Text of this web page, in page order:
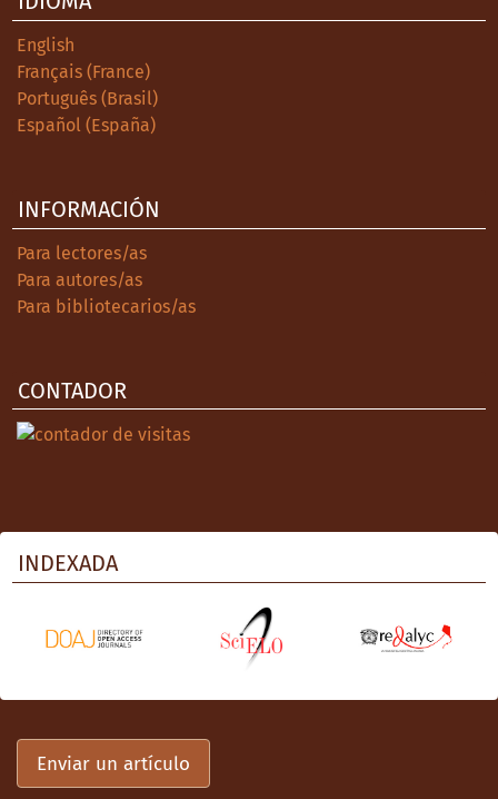
English
Français (France)
Português (Brasil)
Español (España)
INFORMACIÓN
Para lectores/as
Para autores/as
Para bibliotecarios/as
CONTADOR
INDEXADA
Enviar un artículo